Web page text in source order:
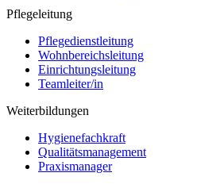
Pflegeleitung
Pflegedienstleitung
Wohnbereichsleitung
Einrichtungsleitung
Teamleiter/in
Weiterbildungen
Hygienefachkraft
Qualitätsmanagement
Praxismanager